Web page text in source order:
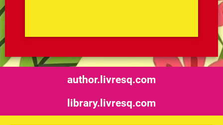
author.livresq.com
library.livresq.com